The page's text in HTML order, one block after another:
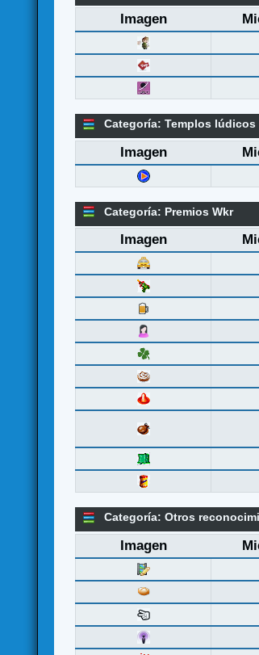
Imagen
Categoría: Templos lúdicos
Imagen
Categoría: Premios Wkr
Imagen
Categoría: Otros
Imagen